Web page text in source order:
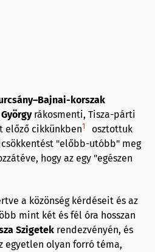
korszak
rákosmenti, Tisza-párti
előző cikkünkben1
osztottuk
"előbb-utóbb" meg
hogy az egy "egészen
a közönség kérdéseit és az
mint két és fél óra hosszan
Szigetek rendezvényén, és
egyetlen olyan forró téma,